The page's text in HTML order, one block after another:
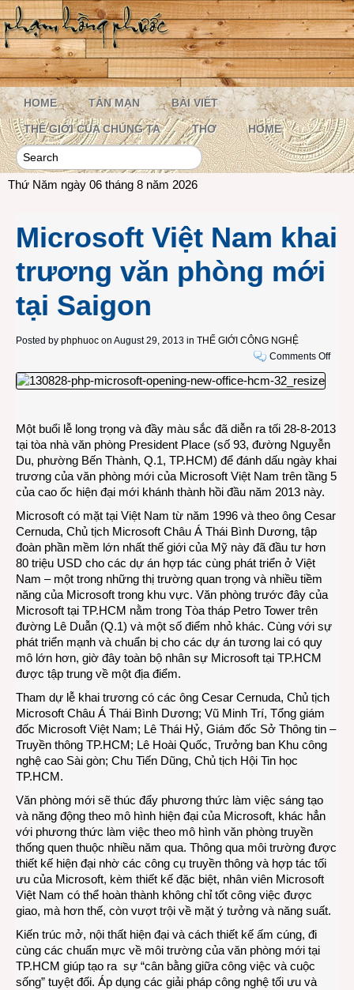
HOME TẢN MẠN BÀI VIẾT
THẾ GIỚI CỦA CHÚNG TA THƠ HOME
Thứ Năm ngày 06 tháng 8 năm 2026
Microsoft Việt Nam khai
trương văn phòng mới
tại Saigon
Posted by phphuoc on August 29, 2013 in THẾ GIỚI CÔNG NGHỆ
Comments Offon
văn
mới
Một buổi lễ long trọng và đầy màu sắc đã diễn ra tối 28-8-2013
tại tòa nhà văn phòng President Place (số 93, đường Nguyễn
Du, phường Bến Thành, Q.1, TP.HCM) để đánh dấu ngày khai
trương của văn phòng mới của Microsoft Việt Nam trên tầng 5
của cao ốc hiện đại mới khánh thành hồi đầu năm 2013 này.
Microsoft có mặt tại Việt Nam từ năm 1996 và theo ông Cesar
Cernuda, Chủ tịch Microsoft Châu Á Thái Bình Dương, tập
đoàn phần mềm lớn nhất thế giới của Mỹ này đã đầu tư hơn
80 triệu USD cho các dự án hợp tác cùng phát triển ở Việt
Nam – một trong những thị trường quan trọng và nhiều tiềm
năng của Microsoft trong khu vực. Văn phòng trước đây của
Microsoft tại TP.HCM nằm trong Tòa tháp Petro Tower trên
đường Lê Duẫn (Q.1) và một số điểm nhỏ khác. Cùng với sự
phát triển mạnh và chuẩn bị cho các dự án tương lai có quy
mô lớn hơn, giờ đây toàn bộ nhân sự Microsoft tại TP.HCM
được tập trung về một địa điểm.
Tham dự lễ khai trương có các ông Cesar Cernuda, Chủ tịch
Microsoft Châu Á Thái Bình Dương; Vũ Minh Trí, Tổng giám
đốc Microsoft Việt Nam; Lê Thái Hỷ, Giám đốc Sở Thông tin –
Truyền thông TP.HCM; Lê Hoài Quốc, Trưởng ban Khu công
nghệ cao Sài gòn; Chu Tiến Dũng, Chủ tịch Hội Tin học
TP.HCM.
Văn phòng mới sẽ thúc đẩy phương thức làm việc sáng tạo
và năng động theo mô hình hiện đại của Microsoft, khác hẳn
với phương thức làm việc theo mô hình văn phòng truyền
thống quen thuộc nhiều năm qua. Thông qua môi trường được
thiết kế hiện đại nhờ các công cụ truyền thông và hợp tác tối
ưu của Microsoft, kèm thiết kế đặc biệt, nhân viên Microsoft
Việt Nam có thể hoàn thành không chỉ tốt công việc được
giao, mà hơn thế, còn vượt trội về mặt ý tưởng và năng suất.
Kiến trúc mở, nội thất hiện đại và cách thiết kế ấm cúng, đi
cùng các chuẩn mực về môi trường của văn phòng mới tại
TP.HCM giúp tạo ra sự “cân bằng giữa công việc và cuộc
sống” tuyệt đối. Áp dụng các giải pháp công nghệ tối ưu và